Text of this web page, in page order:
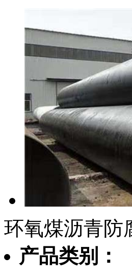
环氧煤沥青防
产品类别：